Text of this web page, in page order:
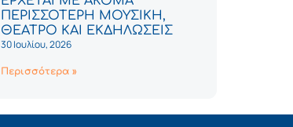
ΠΕΡΙΣΣΟΤΕΡΗ ΜΟΥΣΙΚΗ,
ΘΕΑΤΡΟ ΚΑΙ ΕΚΔΗΛΩΣΕΙΣ
30 Ιουλίου, 2026
Περισσότερα »